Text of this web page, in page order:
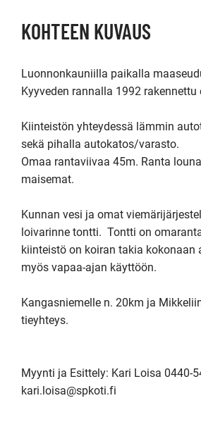
KOHTEEN KUVAUS
Luonnonkauniilla paikalla
Kyyveden rannalla 1992
Kiinteistön yhteydessä lämmin
sekä pihalla autokatos/varasto.
Omaa rantaviivaa 45m. Ranta
maisemat.
Kunnan vesi ja omat
loivarinne tontti.  Tontti on
kiinteistö on koiran takia kokonaan
myös vapaa-ajan käyttöön.
Kangasniemelle n. 20km ja
tieyhteys.
Myynti ja Esittely: Kari Loisa 0440-
kari.loisa@spkoti.fi